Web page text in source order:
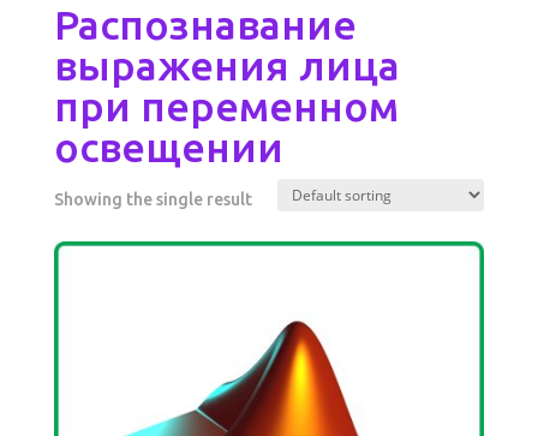
Распознавание
выражения лица
при переменном
освещении
Showing the single result